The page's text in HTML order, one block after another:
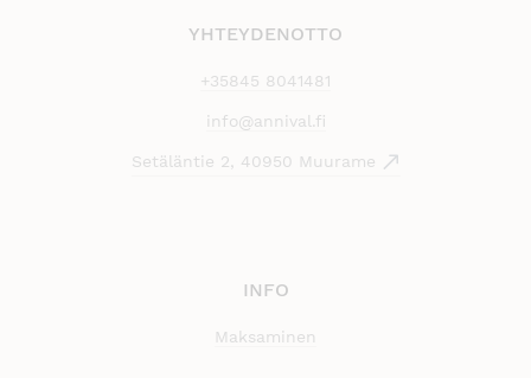
YHTEYDENOTTO
+35845 8041481
info@annival.fi
Setäläntie 2, 40950 Muurame
INFO
Maksaminen